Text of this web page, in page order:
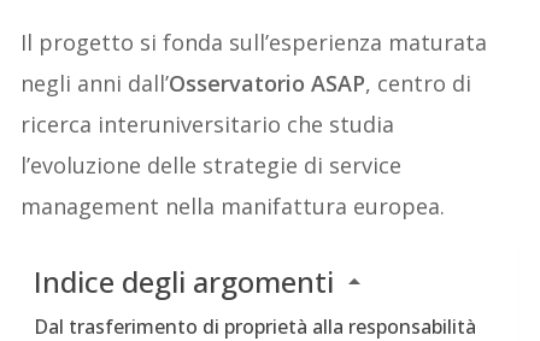
Il progetto si fonda sull’esperienza maturata
negli anni dall’Osservatorio ASAP, centro di
ricerca interuniversitario che studia
l’evoluzione delle strategie di service
management nella manifattura europea.
Indice degli argomenti
Dal trasferimento di proprietà alla responsabilità